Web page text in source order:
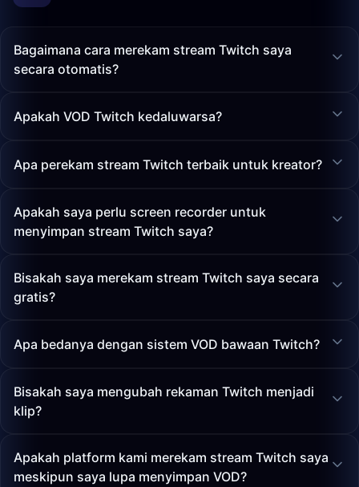
Bagaimana cara merekam stream Twitch saya
secara otomatis?
Apakah VOD Twitch kedaluwarsa?
Apa perekam stream Twitch terbaik untuk kreator?
Apakah saya perlu screen recorder untuk
menyimpan stream Twitch saya?
Bisakah saya merekam stream Twitch saya secara
gratis?
Apa bedanya dengan sistem VOD bawaan Twitch?
Bisakah saya mengubah rekaman Twitch menjadi
klip?
Apakah platform kami merekam stream Twitch saya
meskipun saya lupa menyimpan VOD?